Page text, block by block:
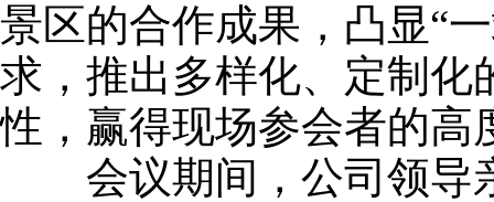
景区的合作成果，凸显“
求，推出多样化、定制化
性，赢得现场参会者的高
会议期间，公司领导